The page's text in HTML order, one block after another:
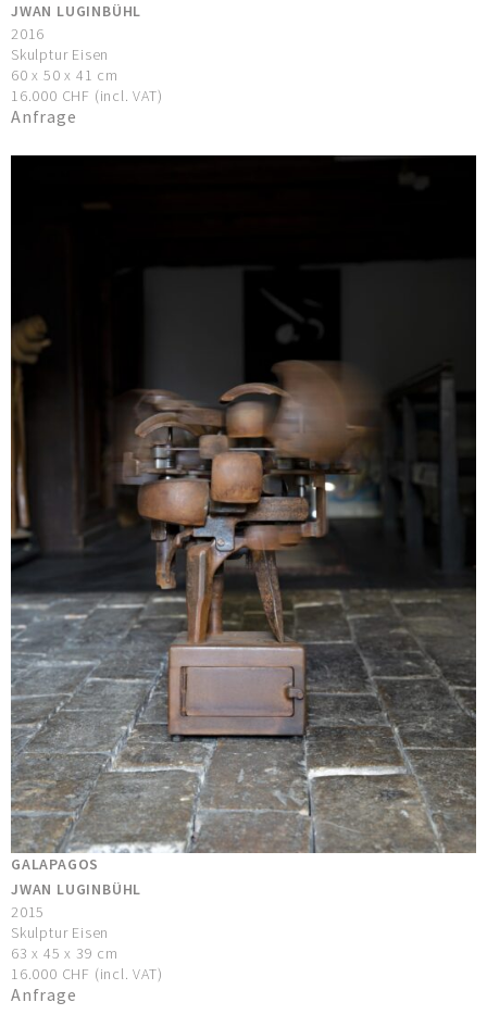
JWAN LUGINBÜHL
2016
Skulptur Eisen
60 x 50 x 41 cm
16.000 CHF (incl. VAT)
Anfrage
GALAPAGOS
JWAN LUGINBÜHL
2015
Skulptur Eisen
63 x 45 x 39 cm
16.000 CHF (incl. VAT)
Anfrage